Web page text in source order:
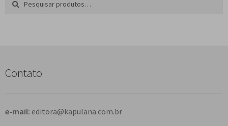
a
Contato
e-mail: editora@kapulana.com.br